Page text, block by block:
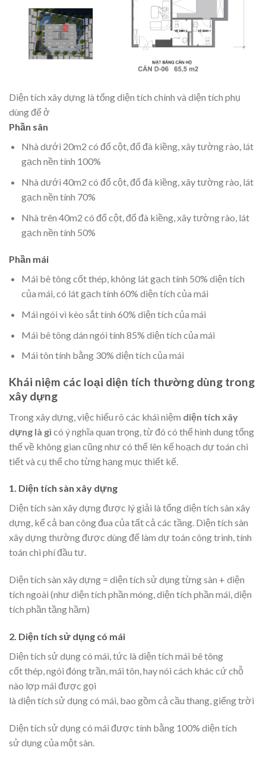
Diện tích xây dựng là tổng diện tích chính và diện tích phụ
dùng để ở
Phần sân
Nhà dưới 20m2 có đổ cột, đổ đà kiềng, xây tường rào, lát
gạch nền tính 100%
Nhà dưới 40m2 có đổ cột, đổ đà kiềng, xây tường rào, lát
gạch nền tính 70%
Nhà trên 40m2 có đổ cột, đổ đà kiềng, xây tường rào, lát
gạch nền tính 50%
Phần mái
Mái bê tông cốt thép, không lát gạch tính 50% diện tích
của mái, có lát gạch tính 60% diện tích của mái
Mái ngói vì kèo sắt tính 60% diện tích của mái
Mái bê tông dán ngói tính 85% diện tích của mái
Mái tôn tính bằng 30% diện tích của mái
Khái niệm các loại diện tích thường dùng trong
xây dựng
Trong xây dựng, việc hiểu rõ các khái niệm diện tích xây
dựng là gì có ý nghĩa quan trọng, từ đó có thể hình dung tổng
thể về không gian cũng như có thể lên kế hoạch dự toán chi
tiết và cụ thể cho từng hạng mục thiết kế.
1. Diện tích sàn xây dựng
Diện tích sàn xây dựng được lý giải là tổng diện tích sàn xây
dựng, kể cả ban công đua của tất cả các tầng. Diện tích sàn
xây dựng thường được dùng để làm dự toán công trình, tính
toán chi phí đầu tư.
Diện tích sàn xây dựng = diện tích sử dụng từng sàn + diện
tích ngoài (như diện tích phần móng, diện tích phần mái, diện
tích phần tầng hầm)
2. Diện tích sử dụng có mái
Diện tích sử dụng có mái, tức là diện tích mái bê tông
cốt thép, ngói đóng trần, mái tôn, hay nói cách khác cứ chỗ
nào lợp mái được gọi
là diện tích sử dụng có mái, bao gồm cả cầu thang, giếng trời
Diện tích sử dụng có mái được tính bằng 100% diện tích
sử dụng của một sàn.